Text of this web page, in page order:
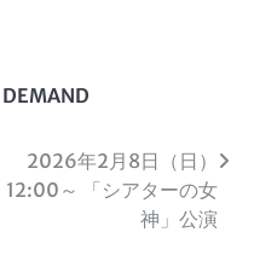
2026年2月8日（日）
12:00～ 「シアターの女
神」公演